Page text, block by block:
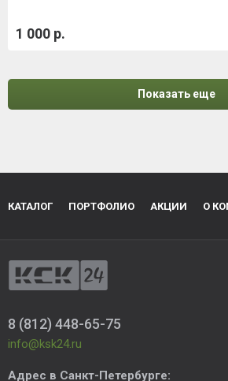
1 000 р.
Показать еще
КАТАЛОГ ПОРТФОЛИО АКЦИИ О
8 (812) 448-65-75
info@ksk24.ru
Адрес в Санкт-Петербурге: